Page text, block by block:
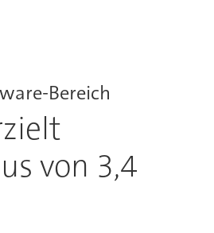
Bereich
von 3,4